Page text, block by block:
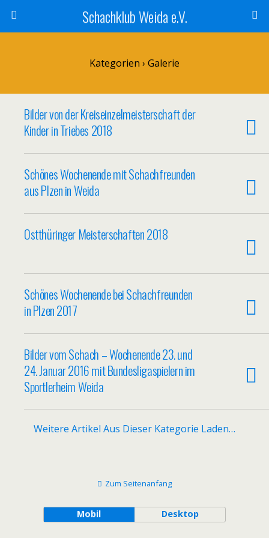
Schachklub Weida e.V.
Kategorien › Galerie
Bilder von der Kreiseinzelmeisterschaft der
Kinder in Triebes 2018
Schönes Wochenende mit Schachfreunden
aus Plzen in Weida
Ostthüringer Meisterschaften 2018
Schönes Wochenende bei Schachfreunden
in Plzen 2017
Bilder vom Schach – Wochenende 23. und
24. Januar 2016 mit Bundesligaspielern im
Sportlerheim Weida
Weitere Artikel Aus Dieser Kategorie Laden…
Zum Seitenanfang
Mobil Desktop